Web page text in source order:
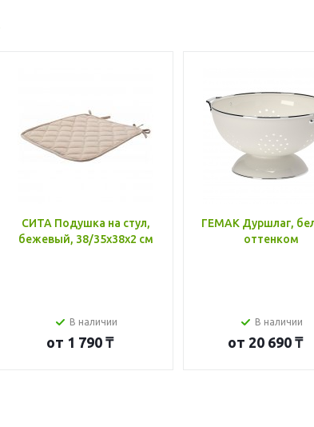
СИТА Подушка на стул,
бежевый, 38/35x38x2 см
В наличии
от 1 790 ₸
ГЕМАК Дуршлаг,
оттенком
В наличии
от 20 690 ₸